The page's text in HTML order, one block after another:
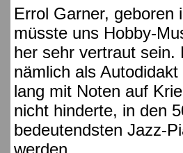
Errol Garner, geboren
müsste uns Hobby-
her sehr vertraut sein.
nämlich als
lang mit Noten auf
nicht hinderte, in den
bedeutendsten Jazz-